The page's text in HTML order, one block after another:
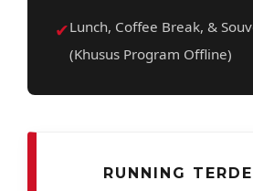
✔Lunch, Coffee Break, &
(Khusus Program Offline)
RUNNING